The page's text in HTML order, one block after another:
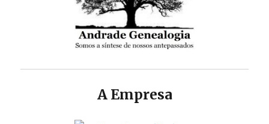
A Empresa